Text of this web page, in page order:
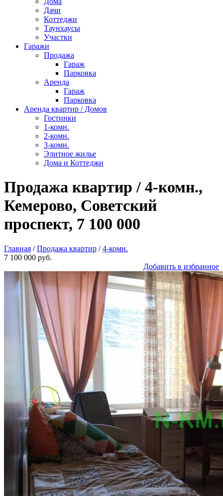
Дачи
Коттеджи
Таунхаусы
Участки
Гаражи
Продажа
Гараж
Парковка
Аренда
Гараж
Парковка
Аренда квартир / Домов
Гостинки
1-комн.
2-комн.
3-комн.
Элитное жилье
Дома и Коттеджи
Продажа квартир / 4-комн.,
Кемерово, Советский
проспект, 7 100 000
Главная /Продажа квартир /4-комн.
7 100 000 руб.
Добавить в избранное